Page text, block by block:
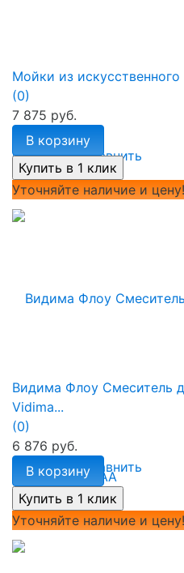
избранное сравнить
Мойки из искусственного
(0)
7 875 руб.
В корзину
Уточняйте наличие и цену!
избранное сравнить
Видима Флоу Смеситель
Vidima...
(0)
6 876 руб.
В корзину
Уточняйте наличие и цену!